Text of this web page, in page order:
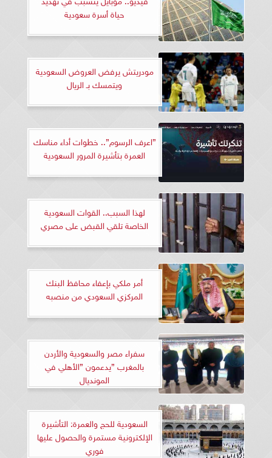
حياة أسرة سعودية
مودريتش يرفض العروض السعودية
ويتمسك بـ الريال
”اعرف الرسوم”.. خطوات أداء مناسك
العمرة بتأشيرة المرور السعودية
لهذا السبب.. القوات السعودية
الخاصة تلقي القبض على مصري
أمر ملكي بإعفاء محافظ البنك
المركزي السعودي من منصبه
سفراء مصر والسعودية والأردن
بالمغرب ”يدعمون ”الأهلي في
المونديال
السعودية للحج والعمرة: التأشيرة
الإلكترونية مستمرة والحصول عليها
فوري